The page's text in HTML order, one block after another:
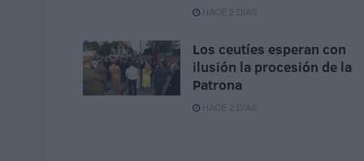
HACE 2 DÍAS
Los ceutíes esperan con
ilusión la procesión de la
Patrona
HACE 2 DÍAS